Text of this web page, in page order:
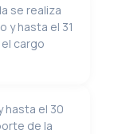
se realiza
y hasta el 31
cargo
hasta el 30
de la